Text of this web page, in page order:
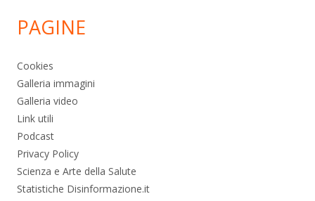
PAGINE
Cookies
Galleria immagini
Galleria video
Link utili
Podcast
Privacy Policy
Scienza e Arte della Salute
Statistiche Disinformazione.it